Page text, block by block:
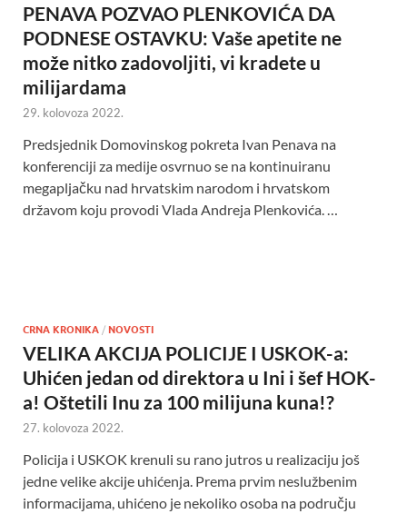
PENAVA POZVAO PLENKOVIĆA DA
PODNESE OSTAVKU: Vaše apetite ne
može nitko zadovoljiti, vi kradete u
milijardama
29. kolovoza 2022.
Predsjednik Domovinskog pokreta Ivan Penava na
konferenciji za medije osvrnuo se na kontinuiranu
megapljačku nad hrvatskim narodom i hrvatskom
državom koju provodi Vlada Andreja Plenkovića. …
CRNA KRONIKA / NOVOSTI
VELIKA AKCIJA POLICIJE I USKOK-a:
Uhićen jedan od direktora u Ini i šef HOK-
a! Oštetili Inu za 100 milijuna kuna!?
27. kolovoza 2022.
Policija i USKOK krenuli su rano jutros u realizaciju još
jedne velike akcije uhićenja. Prema prvim neslužbenim
informacijama, uhićeno je nekoliko osoba na području